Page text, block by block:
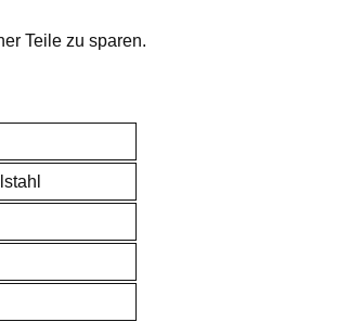
Teile zu sparen.